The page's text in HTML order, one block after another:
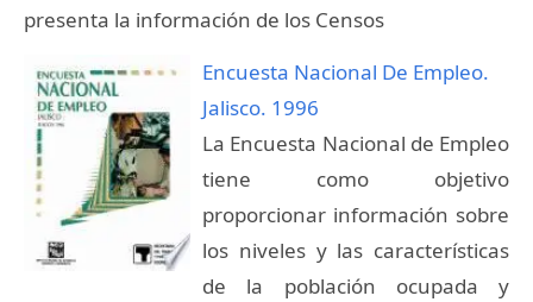
presenta la información de los Censos
Encuesta Nacional De Empleo.
Jalisco. 1996
La Encuesta Nacional de Empleo
tiene como objetivo
proporcionar información sobre
los niveles y las características
de la población ocupada y